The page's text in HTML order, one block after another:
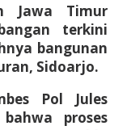
Jawa Timur
terkini
bangunan
Sidoarjo.
Pol Jules
proses